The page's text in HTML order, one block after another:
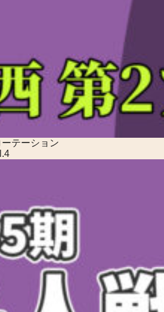
ーテーション